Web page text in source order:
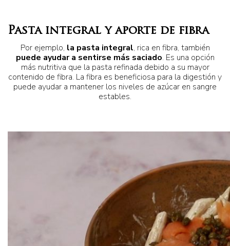
Pasta integral y aporte de fibra
Por ejemplo, la pasta integral, rica en fibra, también
puede ayudar a sentirse más saciado. Es una opción
más nutritiva que la pasta refinada debido a su mayor
contenido de fibra. La fibra es beneficiosa para la digestión y
puede ayudar a mantener los niveles de azúcar en sangre
estables.